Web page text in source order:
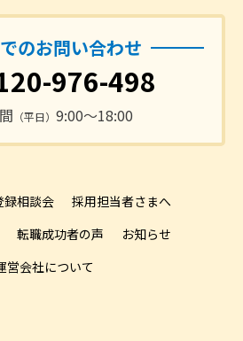
のお問い合わせ
976-498
（平日） 9:00〜18:00
録相談会
採用担当者さまへ
転職成功者の声
お知らせ
営会社について